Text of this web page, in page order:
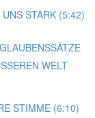
STARK (5:42)
WELT
STIMME (6:10)